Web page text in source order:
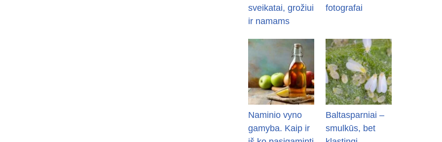
sveikatai, grožiui
ir namams
fotografai
Naminio vyno
gamyba. Kaip ir
Baltasparniai –
smulkūs, bet